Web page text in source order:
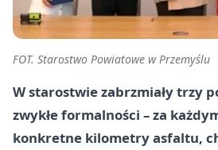
FOT. Starostwo Powiatowe w Przemyślu
W starostwie zabrzmiały trzy
zwykłe formalności – za
konkretne kilometry asfaltu,